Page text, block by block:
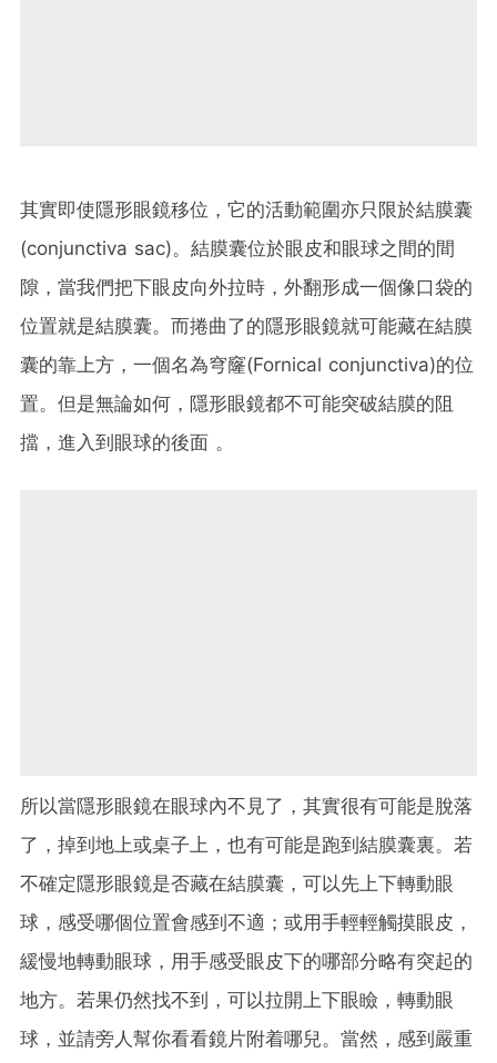
其實即使隱形眼鏡移位，它的活動範圍亦只限於結膜囊
(conjunctiva sac)。結膜囊位於眼皮和眼球之間的間
隙，當我們把下眼皮向外拉時， 外翻形成一個像口袋的
位置就是結膜囊。而捲曲了的隱形眼鏡就可能藏在結膜
囊的靠上方，一個名為穹窿(Fornical conjunctiva)的位
置。但是無論如何，隱形眼鏡都不可能突破結膜的阻
擋，進入到眼球的後面 。
所以當隱形眼鏡在眼球內不見了，其實很有可能是脫落
了，掉到地上或桌子上，也有可能是跑到結膜囊裏。若
不確定隱形眼鏡是否藏在結膜囊，可以先上下轉動眼
球，感受哪個位置會感到不適；或用手輕輕觸摸眼皮，
緩慢地轉動眼球，用手感受眼皮下的哪部分略有突起的
地方。若果仍然找不到，可以拉開上下眼瞼，轉動眼
球，並請旁人幫你看看鏡片附着哪兒。當然，感到嚴重